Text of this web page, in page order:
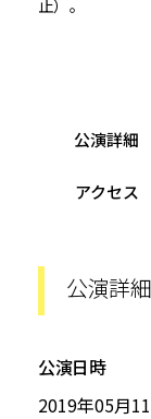
止）。
公演詳細
公演日時
2019年05月
公演詳細
アクセス